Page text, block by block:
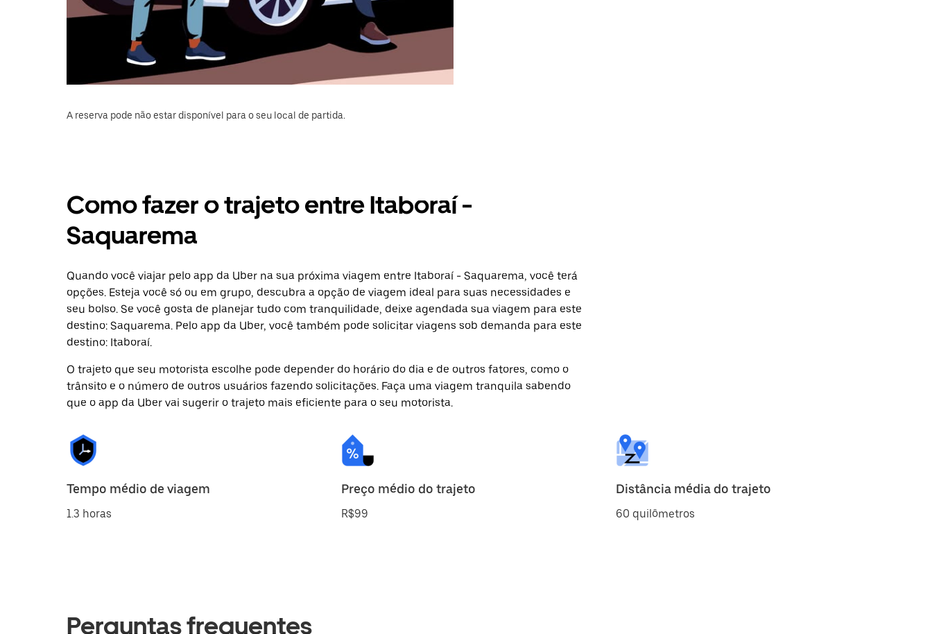
A reserva pode não estar disponível para o seu local de partida.
Como fazer o trajeto entre Itaboraí -
Saquarema
Quando você viajar pelo app da Uber na sua próxima viagem entre Itaboraí - Saquarema, você terá
opções. Esteja você só ou em grupo, descubra a opção de viagem ideal para suas necessidades e
seu bolso. Se você gosta de planejar tudo com tranquilidade, deixe agendada sua viagem para este
destino: Saquarema. Pelo app da Uber, você também pode solicitar viagens sob demanda para este
destino: Itaboraí.
O trajeto que seu motorista escolhe pode depender do horário do dia e de outros fatores, como o
trânsito e o número de outros usuários fazendo solicitações. Faça uma viagem tranquila sabendo
que o app da Uber vai sugerir o trajeto mais eficiente para o seu motorista.
Tempo médio de viagem
1.3 horas
Preço médio do trajeto
R$99
Distância média do trajeto
60 quilômetros
Perguntas frequentes